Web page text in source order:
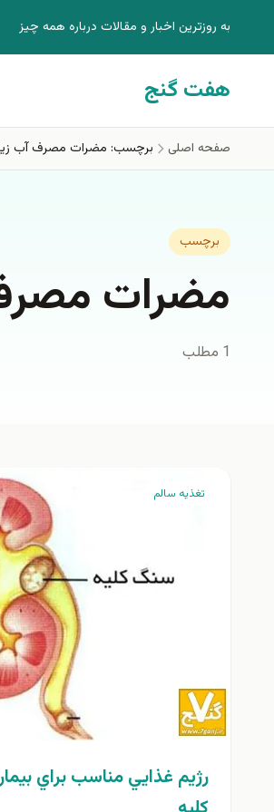
به روزترين اخبار و مقالات درباره همه چيز
هفت گنج
صفحه اصلی برچسب: مضرات مصرف آب
برچسب
مضرات مصرف
1 مطلب
تغذيه سالم
رژيم غذايي مناسب براي